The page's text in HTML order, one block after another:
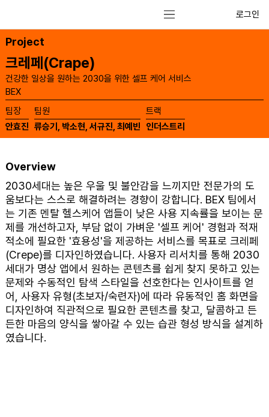
로그인
Project
크레페(Crape)
건강한 일상을 원하는 2030을 위한 셀프 케어 서비스
BEX
​팀장
안효진
​팀원
류승기, 박소현, 서규진, 최예빈
​트랙
인더스트리
Overview
2030세대는 높은 우울 및 불안감을 느끼지만 전문가의 도
움보다는 스스로 해결하려는 경향이 강합니다. BEX 팀에서
는 기존 멘탈 헬스케어 앱들이 낮은 사용 지속률을 보이는 문
제를 개선하고자, 부담 없이 가벼운 '셀프 케어' 경험과 적재
적소에 필요한 '효용성'을 제공하는 서비스를 목표로 크레페
(Crepe)를 디자인하였습니다. 사용자 리서치를 통해 2030
세대가 명상 앱에서 원하는 콘텐츠를 쉽게 찾지 못하고 있는
문제와 수동적인 탐색 스타일을 선호한다는 인사이트를 얻
어, 사용자 유형(초보자/숙련자)에 따라 유동적인 홈 화면을
디자인하여 직관적으로 필요한 콘텐츠를 찾고, 달콤하고 든
든한 마음의 양식을 쌓아갈 수 있는 습관 형성 방식을 설계하
였습니다.